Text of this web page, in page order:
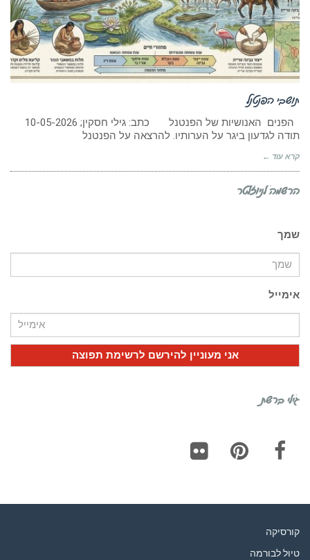
תושבי הפנטנל
הפנים האנושיות של הפנטנל כתב: גילי חסקין; 10-05-2026
תודה לגדעון ביגר על הערותיו. להרצאה על הפנטנל
קרא עוד ←
הרשמה לניוזלטר
שמך
אימייל
גילי ברשת
קורסיקה
טיול לבורמה